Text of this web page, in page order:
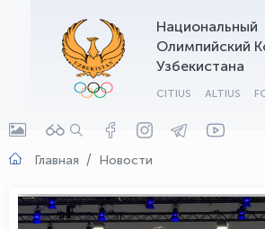
Национальный
Олимпийский
Узбекистана
CITIUS ALTIUS
Главная Новости
OLYMPCHIK AI - yordamchi
Онлайн · olympic.uz